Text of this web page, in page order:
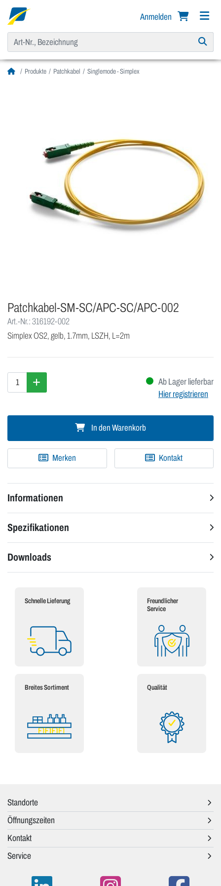
Anmelden
Produkte Patchkabel Singlemode - Simplex
Patchkabel-SM-SC/APC-SC/APC-002
Art.-Nr.: 316192-002
Simplex OS2, gelb, 1.7mm, LSZH, L=2m
Ab Lager lieferbar
Hier registrieren
In den Warenkorb
Merken Kontakt
Informationen
Spezifikationen
Downloads
Schnelle Lieferung
Freundlicher
Service
Breites Sortiment Qualität
Standorte
Öffnungszeiten
Kontakt
Service